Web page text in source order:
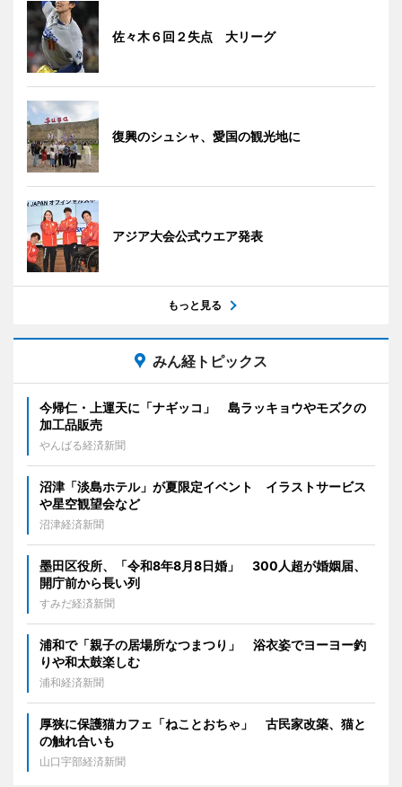
佐々木６回２失点 大リーグ
復興のシュシャ、愛国の観光地に
アジア大会公式ウエア発表
もっと見る
みん経トピックス
今帰仁・上運天に「ナギッコ」 島ラッキョウやモズクの
加工品販売
やんばる経済新聞
沼津「淡島ホテル」が夏限定イベント イラストサービス
や星空観望会など
沼津経済新聞
墨田区役所、「令和8年8月8日婚」 300人超が婚姻届、
開庁前から長い列
すみだ経済新聞
浦和で「親子の居場所なつまつり」 浴衣姿でヨーヨー釣
りや和太鼓楽しむ
浦和経済新聞
厚狭に保護猫カフェ「ねことおちゃ」 古民家改築、猫と
の触れ合いも
山口宇部経済新聞